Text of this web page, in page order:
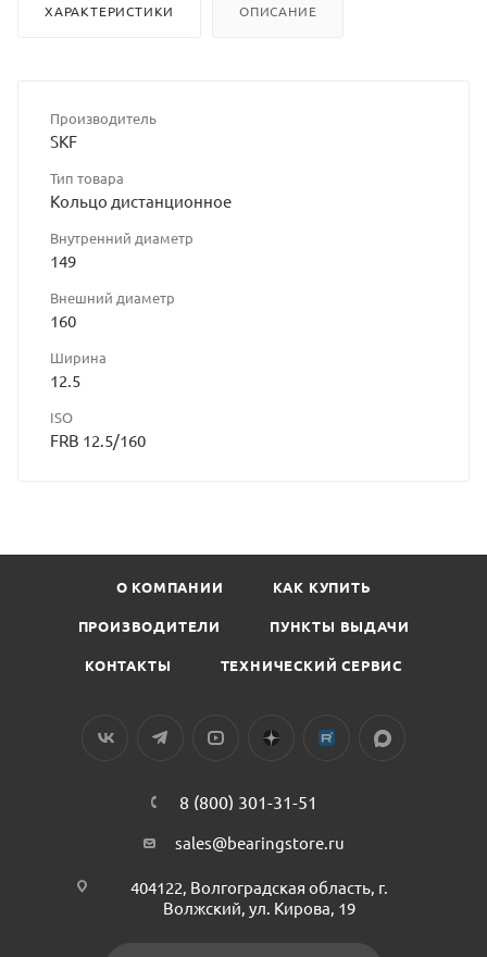
ХАРАКТЕРИСТИКИ ОПИСАНИЕ
Производитель
SKF
Тип товара
Кольцо дистанционное
Внутренний диаметр
149
Внешний диаметр
160
Ширина
12.5
ISO
FRB 12.5/160
О КОМПАНИИ КАК КУПИТЬ
ПРОИЗВОДИТЕЛИ ПУНКТЫ ВЫДАЧИ
КОНТАКТЫ ТЕХНИЧЕСКИЙ СЕРВИС
8 (800) 301-31-51
sales@bearingstore.ru
404122, Волгоградская область, г.
Волжский, ул. Кирова, 19